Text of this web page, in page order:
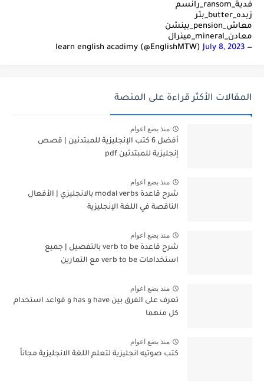
فدية_ransom_رانسم
زبده_butter_بتر
معاش_pension_بينشن
معادن_mineral_مينرال
— learn english acadimy (@EnglishMTW)
July 8, 2023
المقالات الأكثر قراءة على المنصة
منذ بضع اعوام
أفضل 6 كتب الإنجليزية للمبتدئين | قصص
إنجليزية للمبتدئين pdf
منذ بضع اعوام
شرح قاعدة modal verbs بالانجليزي | الأفعال
الناقصة في اللغة الإنجليزية
منذ بضع اعوام
شرح قاعدة verb to be بالتفصيل | جميع
استخدامات verb to be مع التمارين
منذ بضع اعوام
تعرف على الفرق بين have و has و قواعد استخدام
كل منهما
منذ بضع اعوام
كتب صوتيه انجليزية لتعلم اللغة الانجليزية مجاناً